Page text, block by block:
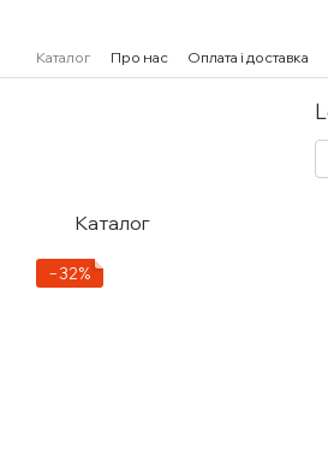
Каталог Про нас Оплата і доставка
Каталог
−32%